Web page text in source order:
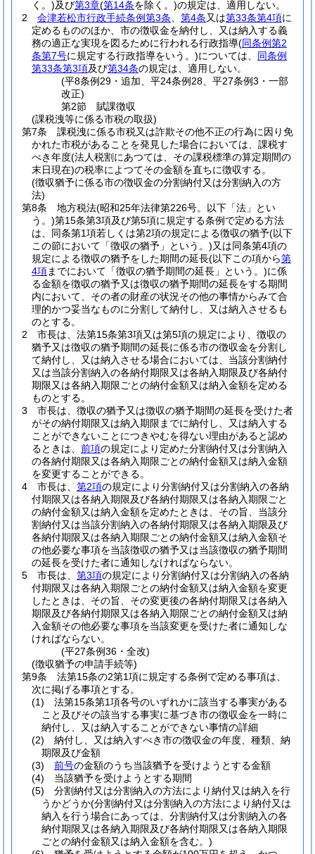
く。)及び第3章(第14条を除く。)の規定は、適用しない。
2
会津若松市行政手続条例第3条 第4条又は第33条第4項に
定めるもののほか、市の徴収金を納付し、又は納入する義
務の適正な実現を図るために行われる行政指導(同条例第2
条第7号に規定する行政指導をいう。)については、 同条例
第33条第3項及び第34条の規定は、適用しない。
(平8条例29・追加、平24条例28、平27条例3・一部
改正)
第2節
賦課徴収
(課税洩等に係る市税の取扱)
第7条
課税洩に係る市税又は詐欺その他不正の行為に因り免
かれた市税があることを発見した場合においては、課税す
べき年度(法人税割にあつては、その課税標準の算定期間の
末日現在)の税率によつてその金額を直ちに徴収する。
(徴収猶予に係る市の徴収金の分割納付又は分割納入の方
法)
第8条
地方税法(昭和25年法律第226号。以下「法」とい
う。)第15条第3項及び第5項に規定する条例で定める方法
は、同条第1項若しくは第2項の規定による徴収の猶予(以下
この節において「徴収の猶予」という。)又は同条第4項の
規定による徴収の猶予をした期間の延長(以下この項から第
4項までにおいて「徴収の猶予期間の延長」という。)に係
る金額を徴収の猶予又は徴収の猶予期間の延長をする期間
内において、その者の財産の状況その他の事情からみて合
理的かつ妥当なものに分割して納付し、又は納入させるも
のとする。
2
市長は、法第15条第3項又は第5項の規定により、徴収の
猶予又は徴収の猶予期間の延長に係る市の徴収金を分割し
て納付し、又は納入させる場合においては、当該分割納付
又は当該分割納入の各納付期限又は各納入期限及び各納付
期限又は各納入期限ごとの納付金額又は納入金額を定める
ものとする。
3
市長は、徴収の猶予又は徴収の猶予期間の延長を受けた者
がその納付期限又は納入期限までに納付し、又は納入する
ことができないことにつきやむを得ない理由があると認め
るときは、 前項の規定により定めた分割納付又は分割納入
の各納付期限又は各納入期限ごとの納付金額又は納入金額
を変更することができる。
4
市長は、 第2項の規定により分割納付又は分割納入の各納
付期限又は各納入期限及び各納付期限又は各納入期限ごと
の納付金額又は納入金額を定めたときは、その旨、当該分
割納付又は当該分割納入の各納付期限又は各納入期限及び
各納付期限又は各納入期限ごとの納付金額又は納入金額そ
の他必要な事項を当該徴収の猶予又は当該徴収の猶予期間
の延長を受けた者に通知しなければならない。
5
市長は、 第3項の規定により分割納付又は分割納入の各納
付期限又は各納入期限ごとの納付金額又は納入金額を変更
したときは、その旨、その変更後の各納付期限又は各納入
期限及び各納付期限又は各納入期限ごとの納付金額又は納
入金額その他必要な事項を当該変更を受けた者に通知しな
ければならない。
(平27条例36・全改)
(徴収猶予の申請手続等)
第9条
法第15条の2第1項に規定する条例で定める事項は、
次に掲げる事項とする。
(1)
法第15条第1項各号のいずれかに該当する事実がある
こと及びその該当する事実に基づき市の徴収金を一時に
納付し、又は納入することができない事情の詳細
(2)
納付し、又は納入すべき市の徴収金の年度、種類、納
期限及び金額
(3)
前号の金額のうち当該猶予を受けようとする金額
(4)
当該猶予を受けようとする期間
(5)
分割納付又は分割納入の方法により納付又は納入を行
うかどうか(分割納付又は分割納入の方法により納付又は
納入を行う場合にあっては、分割納付又は分割納入の各
納付期限又は各納入期限及び各納付期限又は各納入期限
ごとの納付金額又は納入金額を含む。)